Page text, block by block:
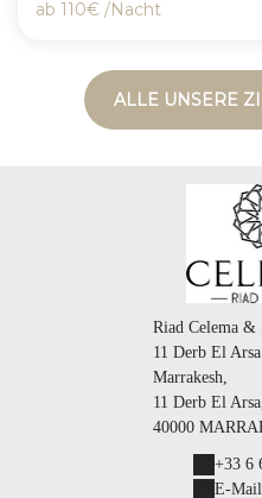
ab 110€ /Nacht
ALLE UNSERE
Riad Celema &
11 Derb El
Marrakesh,
11 Derb El
40000
+33 6
E-